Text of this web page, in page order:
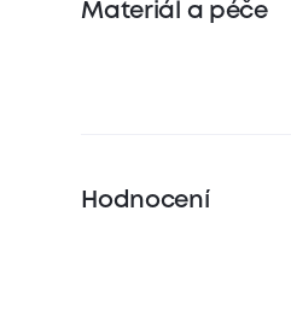
Materiál a péče
Hodnocení